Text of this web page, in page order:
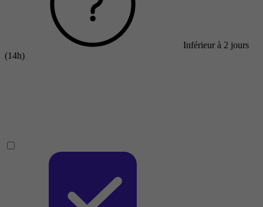
Inférieur à 2 jours
(14h)